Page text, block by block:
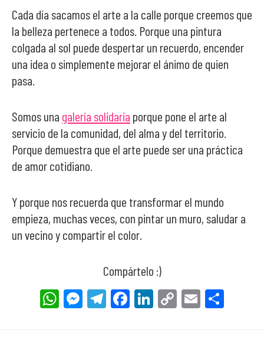
Cada día sacamos el arte a la calle porque creemos que
la belleza pertenece a todos. Porque una pintura
colgada al sol puede despertar un recuerdo, encender
una idea o simplemente mejorar el ánimo de quien
pasa.
Somos una galería solidaria porque pone el arte al
servicio de la comunidad, del alma y del territorio.
Porque demuestra que el arte puede ser una práctica
de amor cotidiano.
Y porque nos recuerda que transformar el mundo
empieza, muchas veces, con pintar un muro, saludar a
un vecino y compartir el color.
Compártelo :)
W Me Tel Fa Li Co
E